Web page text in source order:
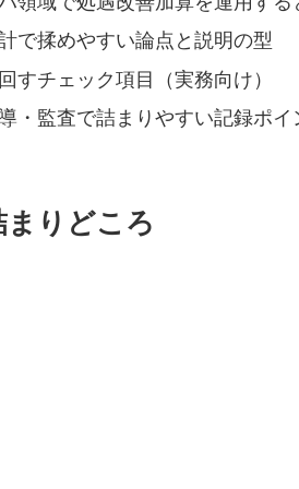
で揉めやすい論点と説明の型
すチェック項目（実務向け）
・監査で詰まりやすい記録ポイ
りどころ